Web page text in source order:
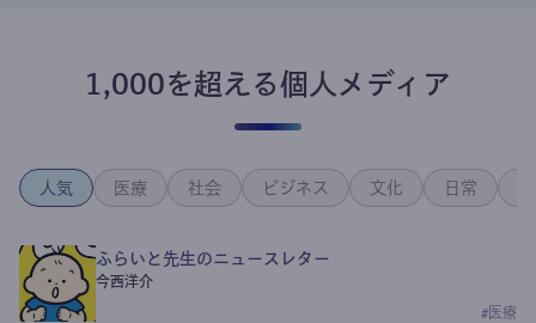
1,000を超える個人メディア
人気 医療 社会 ビジネス 文化 日常
ふらいと先生のニュースレター
今西洋介
# 医療